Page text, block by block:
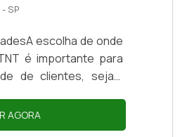
SP
escolha de onde
é importante para
de clientes, sejam
ou na divulgação de
do fornecedor
AGORA